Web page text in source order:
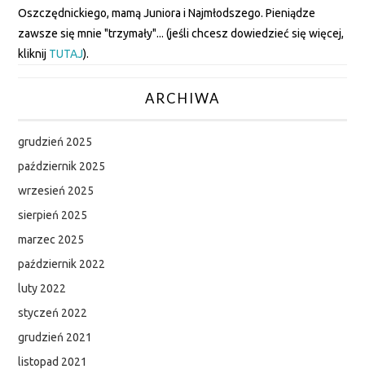
WAKACJE
KUCHNIA
FINANSOWA
PODCAST
Oszczędnickiego, mamą Juniora i Najmłodszego. Pieniądze
zawsze się mnie "trzymały"... (jeśli chcesz dowiedzieć się więcej,
kliknij TUTAJ).
ARCHIWA
grudzień 2025
październik 2025
wrzesień 2025
sierpień 2025
marzec 2025
październik 2022
luty 2022
styczeń 2022
grudzień 2021
listopad 2021